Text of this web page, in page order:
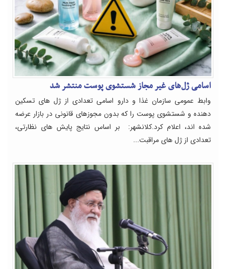
اسامی ژل‌های غیر مجاز شستشوی پوست منتشر شد
وابط عمومی سازمان غذا و دارو اسامی تعدادی از ژل های تسکین
دهنده و شستشوی پوست را که بدون مجوزهای قانونی در بازار عرضه
شده اند، اعلام کرد.کلانشهر: بر اساس نتایج پایش های نظارتی،
تعدادی از ژل های مراقبت...